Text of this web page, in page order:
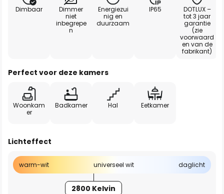
Dimbaar
Dimmer
niet
inbegrepe
n
Energiezui
nig en
duurzaam
IP65
DOTLUX –
tot 3 jaar
garantie
(zie
voorwaard
en van de
fabrikant)
Perfect voor deze kamers
Woonkam
er
Badkamer Hal Eetkamer
Lichteffect
warm-wit universeel wit daglicht
2800 Kelvin